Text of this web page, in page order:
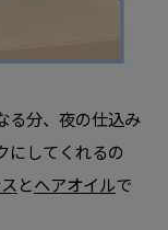
る分、夜の仕込み
にしてくれるの
とヘアオイルで